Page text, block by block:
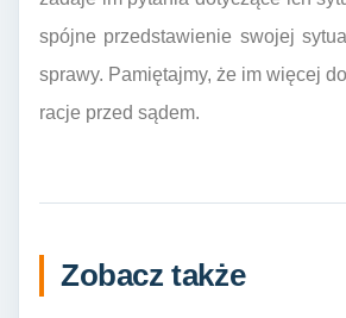
spójne przedstawienie swojej
sprawy. Pamiętajmy, że im więcej
racje przed sądem.
Zobacz także